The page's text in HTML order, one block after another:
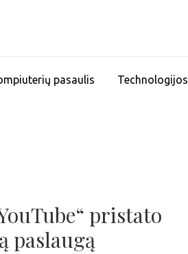
pasaulis Technologijos
pristato
paslaugą